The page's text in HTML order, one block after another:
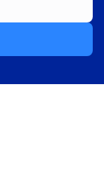
vùng Trung
đến trung
khoảng 10
hành khách.